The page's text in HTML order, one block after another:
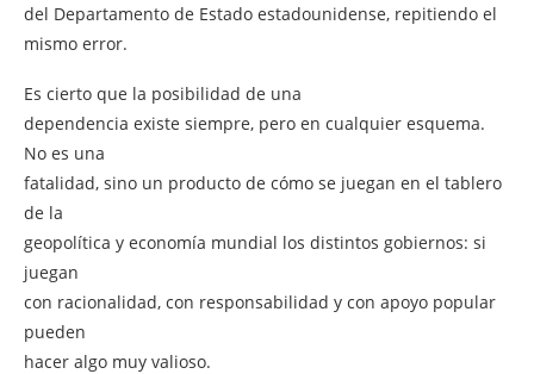
del Departamento de Estado estadounidense, repitiendo el
mismo error.
Es cierto que la posibilidad de una
dependencia existe siempre, pero en cualquier esquema.
No es una
fatalidad, sino un producto de cómo se juegan en el tablero
de la
geopolítica y economía mundial los distintos gobiernos: si
juegan
con racionalidad, con responsabilidad y con apoyo popular
pueden
hacer algo muy valioso.